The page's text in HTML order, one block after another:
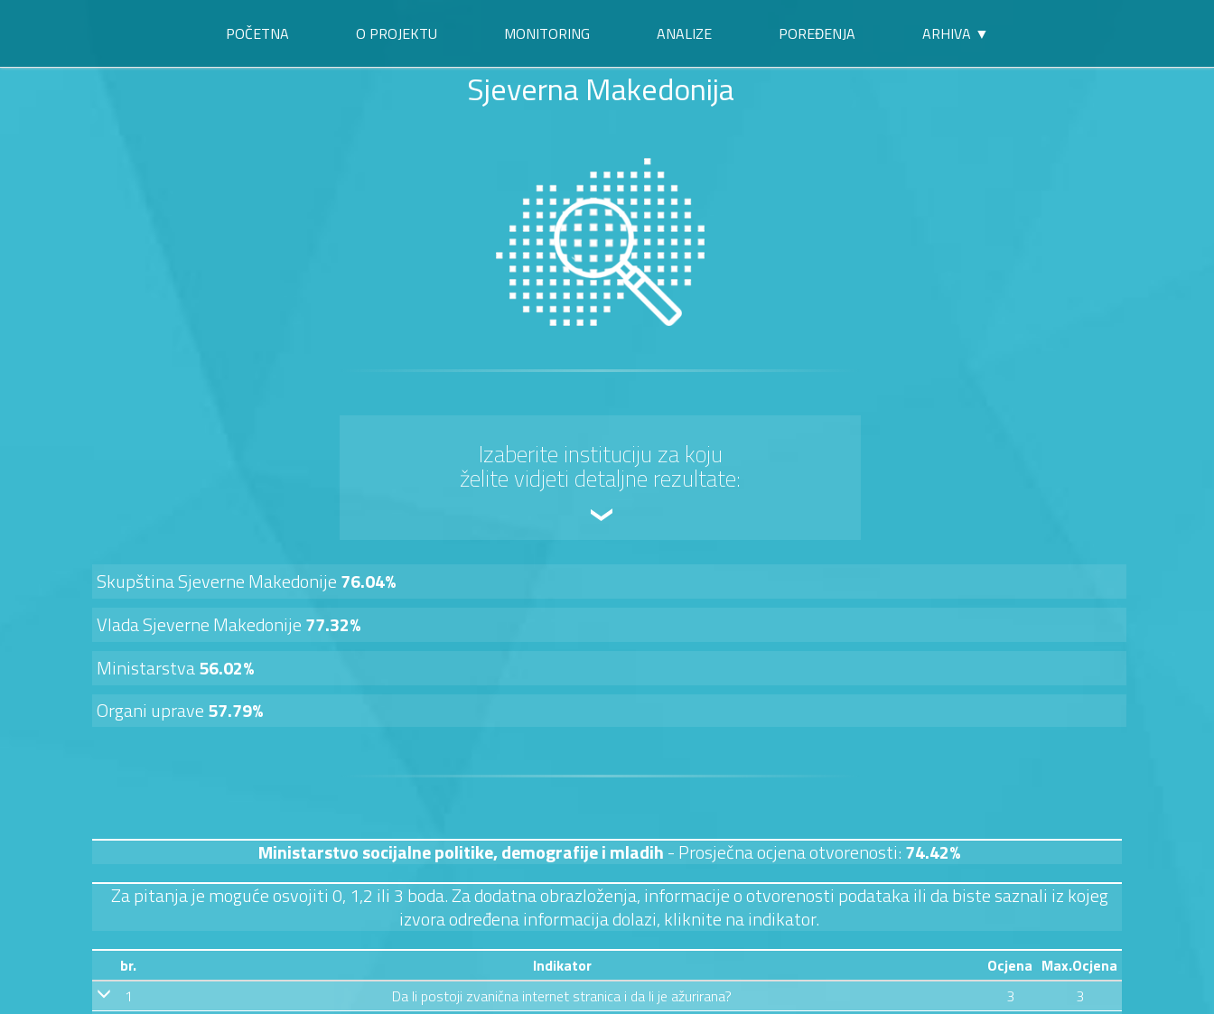
POČETNA O PROJEKTU MONITORING ANALIZE POREĐENJA ARHIVA ▼
Sjeverna Makedonija
Izaberite instituciju za koju
želite vidjeti detaljne rezultate:
Skupština Sjeverne Makedonije76.04%
Vlada Sjeverne Makedonije77.32%
Ministarstva56.02%
Organi uprave57.79%
Ministarstvo socijalne politike, demografije i mladih- Prosječna ocjena otvorenosti:74.42%
Za pitanja je moguće osvojiti 0, 1,2 ili 3 boda. Za dodatna obrazloženja, informacije o otvorenosti podataka ili da biste saznali iz kojeg
izvora određena informacija dolazi, kliknite na indikator.
br. Indikator Ocjena Max.Ocjena
1
Da li postoji zvanična internet stranica i da li je ažurirana? 3
3